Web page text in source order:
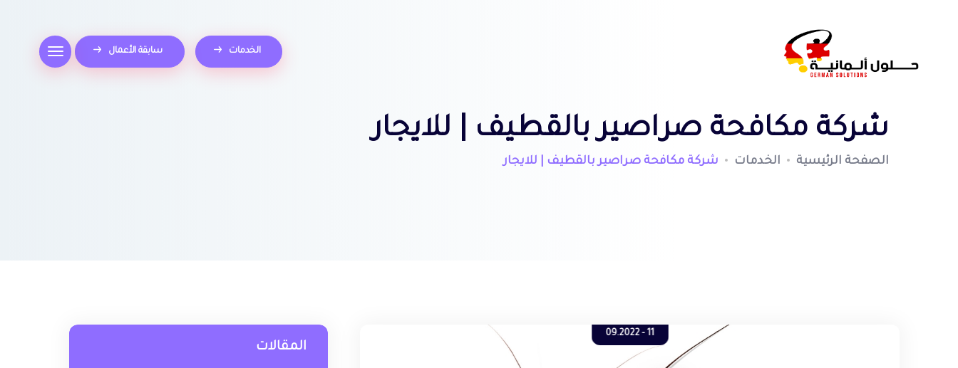
الخدمات سابقة الأعمال
شركة مكافحة صراصير بالقطيف | للايجار
الصفحة الرئيسية الخدمات شركة مكافحة صراصير بالقطيف | للايجار
11 - 09.2022
المقالات